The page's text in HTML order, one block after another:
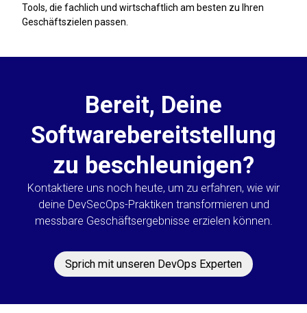
Tools, die fachlich und wirtschaftlich am besten zu Ihren
Geschäftszielen passen.
Bereit, Deine
Softwarebereitstellung
zu beschleunigen?
Kontaktiere uns noch heute, um zu erfahren, wie wir
deine DevSecOps-Praktiken transformieren und
messbare Geschäftsergebnisse erzielen können.
Sprich mit unseren DevOps Experten